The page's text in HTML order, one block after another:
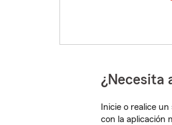
¿Necesita
Inicie o realice
con la aplicación